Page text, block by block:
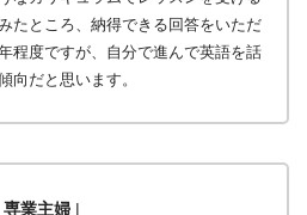
たところ、納得できる回答をいただ
程度ですが、自分で進んで英語を話
向だと思います。
専業主婦 |